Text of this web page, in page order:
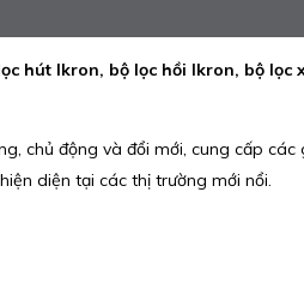
hút Ikron, bộ lọc hồi Ikron, bộ
chủ động và đổi mới, cung cấp
diện tại các thị trường mới nổi.